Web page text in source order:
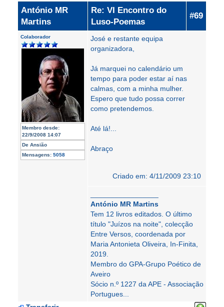
António MR
Martins
Re: VI Encontro do
Luso-Poemas
#69
Colaborador
Membro desde:
22/9/2008 14:07
De Ansião
Mensagens: 5058
José e restante equipa
organizadora,
Já marquei no calendário um
tempo para poder estar aí nas
calmas, com a minha mulher.
Espero que tudo possa correr
como pretendemos.
Até lá!...
Abraço
Criado em: 4/11/2009 23:10
António MR Martins
Tem 12 livros editados. O último
título "Juízos na noite", colecção
Entre Versos, coordenada por
Maria Antonieta Oliveira, In-Finita,
2019.
Membro do GPA-Grupo Poético de
Aveiro
Sócio n.º 1227 da APE - Associação
Portugues...